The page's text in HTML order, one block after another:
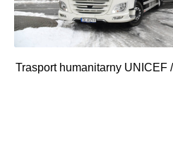
Trasport humanitarny UNICEF